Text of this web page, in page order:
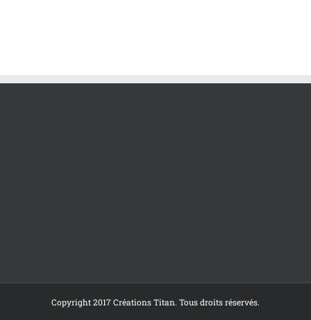
Copyright 2017 Créations Titan. Tous droits réservés.